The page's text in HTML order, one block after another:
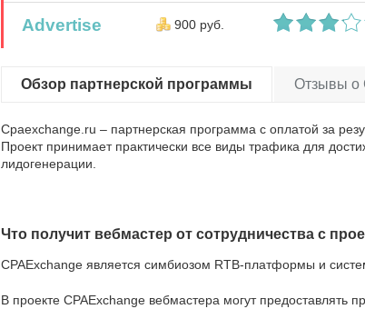
Advertise 900 руб.
Обзор партнерской программы Отзывы о
Cpaexchange.ru – партнерская программа с оплатой за
Проект принимает практически все виды трафика для
лидогенерации.
Что получит вебмастер от сотрудничества с
CPAExchange является симбиозом RTB-платформы и
В проекте CPAExchange вебмастера могут предоставлять